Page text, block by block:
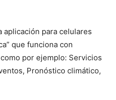
aplicación para celulares
que funciona con
por ejemplo: Servicios
Pronóstico climático,